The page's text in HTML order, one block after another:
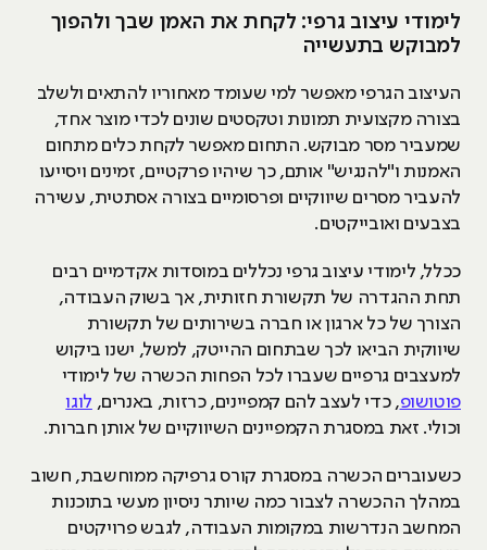
לימודי עיצוב גרפי: לקחת את האמן שבך ולהפוך
למבוקש בתעשייה
העיצוב הגרפי מאפשר למי שעומד מאחוריו להתאים ולשלב
בצורה מקצועית תמונות וטקסטים שונים לכדי מוצר אחד,
שמעביר מסר מבוקש. התחום מאפשר לקחת כלים מתחום
האמנות ו"להנגיש" אותם, כך שיהיו פרקטיים, זמינים ויסייעו
להעביר מסרים שיווקיים ופרסומיים בצורה אסתטית, עשירה
בצבעים ואובייקטים.
ככלל, לימודי עיצוב גרפי נכללים במוסדות אקדמיים רבים
תחת ההגדרה של תקשורת חזותית, אך בשוק העבודה,
הצורך של כל ארגון או חברה בשירותים של תקשורת
שיווקית הביאו לכך שבתחום ההייטק, למשל, ישנו ביקוש
למעצבים גרפיים שעברו לכל הפחות הכשרה של לימודי
פוטושופ, כדי לעצב להם קמפיינים, כרזות, באנרים, לוגו
וכולי. זאת במסגרת הקמפיינים השיווקיים של אותן חברות.
כשעוברים הכשרה במסגרת קורס גרפיקה ממוחשבת, חשוב
במהלך ההכשרה לצבור כמה שיותר ניסיון מעשי בתוכנות
המחשב הנדרשות במקומות העבודה, לגבש פרויקטים